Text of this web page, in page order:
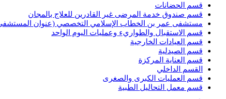
قسم الحضانات
قسم صندوق خدمة المرضى غير القادرين للعلاج بالمجان
مستشفى عمر بن الخطاب الإسلامي التخصصي (عنوان المستشفى
قسم الاستقبال والطواريء وعمليات اليوم الواحد
قسم العيادات الخارجية
قسم الصيدلية
قسم العناية المركزة
القسم الداخلي
قسم العمليات الكبرى والصغرى
قسم معمل التحاليل الطبية